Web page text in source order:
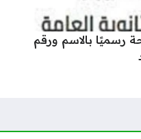
العامة 2026 متاحة رسميًا بالاسم ورقم